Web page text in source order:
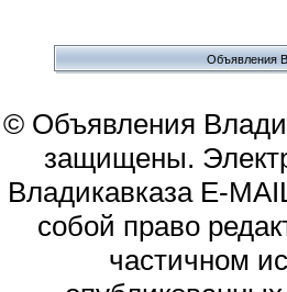
Объявления
© Объявления
защищены.
Владикавказа E-
собой право
частичном